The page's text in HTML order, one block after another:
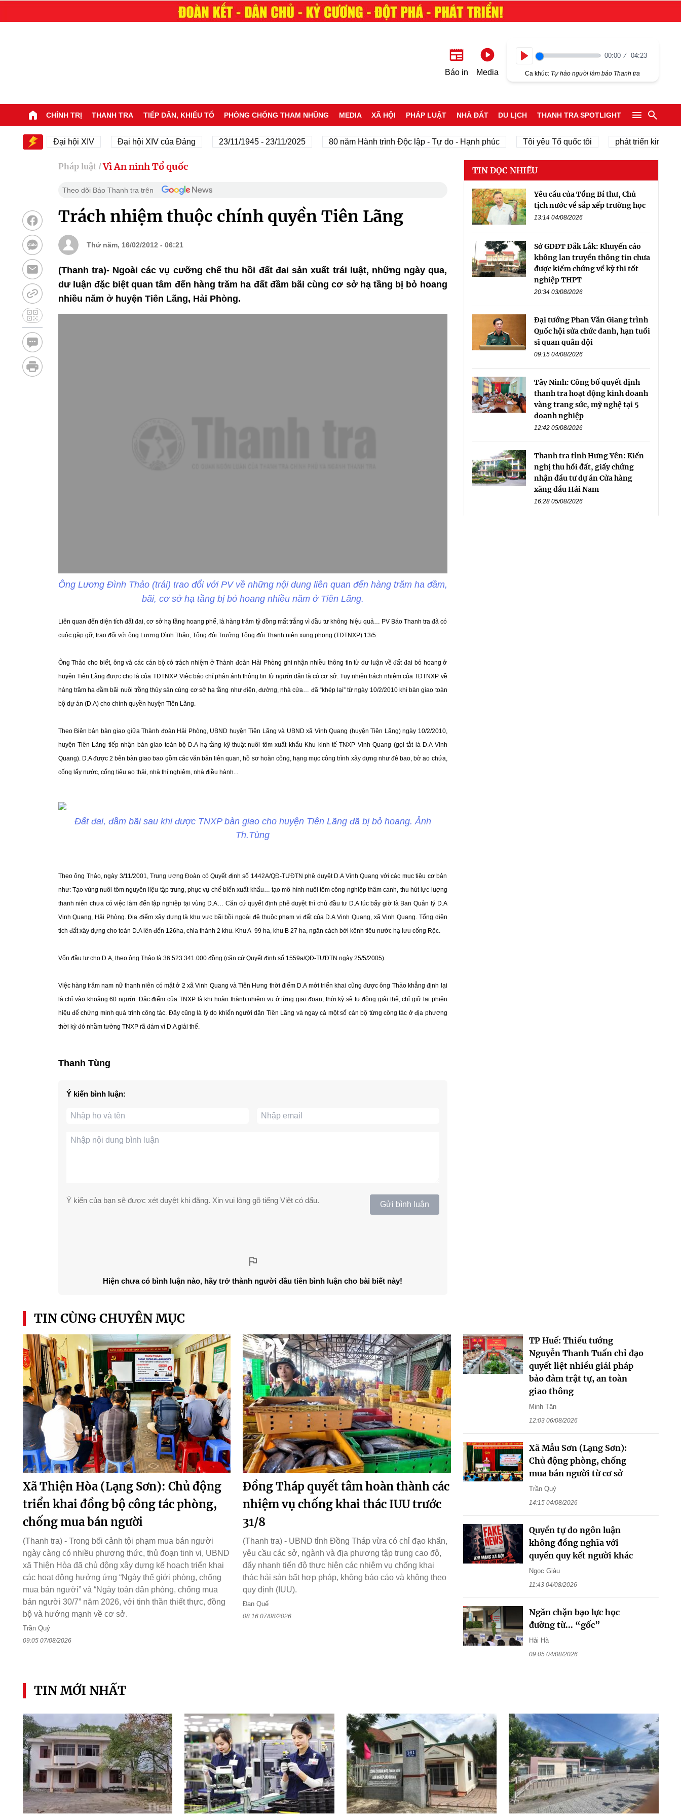
Báo in Media
00:00 04:23
Ca khúc: Tự hào người làm báo Thanh tra
CHÍNH TRỊ THANH TRA TIẾP DÂN, KHIẾU TỐ PHÒNG CHỐNG THAM NHŨNG MEDIA XÃ HỘI PHÁP LUẬT NHÀ ĐẤT DU LỊCH THANH TRA SPOTLIGHT
Đại hội XIV Đại hội XIV của Đảng 23/11/1945 - 23/11/2025 80 năm Hành trình Độc lập - Tự do - Hạnh phúc Tôi yêu Tổ quốc tôi phát triển kinh tế tư
Pháp luật / Vì An ninh Tổ quốc
Theo dõi Báo Thanh tra trên
Trách nhiệm thuộc chính quyền Tiên Lãng
Thứ năm, 16/02/2012 - 06:21
(Thanh tra)- Ngoài các vụ cưỡng chế thu hồi đất đai sản xuất trái luật, những ngày qua,
dư luận đặc biệt quan tâm đến hàng trăm ha đất đầm bãi cùng cơ sở hạ tầng bị bỏ hoang
nhiều năm ở huyện Tiên Lãng, Hải Phòng.
Ông Lương Đình Thảo (trái) trao đổi với PV về những nội dung liên quan đến hàng trăm ha đầm,
bãi, cơ sở hạ tầng bị bỏ hoang nhiều năm ở Tiên Lãng.
Liên quan đến diện tích đất đai, cơ sở hạ tầng hoang phế, là hàng trăm tỷ đồng mất trắng vì đầu tư không hiệu quả… PV Báo Thanh tra đã có
cuộc gặp gỡ, trao đổi với ông Lương Đình Thảo, Tổng đội Trưởng Tổng đội Thanh niên xung phong (TĐTNXP) 13/5.
Ông Thảo cho biết, ông và các cán bộ có trách nhiệm ở Thành đoàn Hải Phòng ghi nhận nhiều thông tin từ dư luận về đất đai bỏ hoang ở
huyện Tiên Lãng được cho là của TĐTNXP. Việc báo chí phản ánh thông tin từ người dân là có cơ sở. Tuy nhiên trách nhiệm của TĐTNXP về
hàng trăm ha đầm bãi nuôi trồng thủy sản cùng cơ sở hạ tầng như điện, đường, nhà cửa… đã “khép lại” từ ngày 10/2/2010 khi bàn giao toàn
bộ dự án (D.A) cho chính quyền huyện Tiên Lãng.
Theo Biên bản bàn giao giữa Thành đoàn Hải Phòng, UBND huyện Tiên Lãng và UBND xã Vinh Quang (huyện Tiên Lãng) ngày 10/2/2010,
huyện Tiên Lãng tiếp nhận bàn giao toàn bộ D.A hạ tầng kỹ thuật nuôi tôm xuất khẩu Khu kinh tế TNXP Vinh Quang (gọi tắt là D.A Vinh
Quang). D.A được 2 bên bàn giao bao gồm các văn bản liên quan, hồ sơ hoàn công, hạng mục công trình xây dựng như đê bao, bờ ao chứa,
cống lấy nước, cống tiêu ao thải, nhà thí nghiệm, nhà điều hành...
Đất đai, đầm bãi sau khi được TNXP bàn giao cho huyện Tiên Lãng đã bị bỏ hoang. Ảnh
Th.Tùng
Theo ông Thảo, ngày 3/11/2001, Trung ương Đoàn có Quyết định số 1442A/QĐ-TƯĐTN phê duyệt D.A Vinh Quang với các mục tiêu cơ bản
như: Tạo vùng nuôi tôm nguyên liệu tập trung, phục vụ chế biến xuất khẩu… tạo mô hình nuôi tôm công nghiệp thâm canh, thu hút lực luợng
thanh niên chưa có việc làm đến lập nghiệp tại vùng D.A… Căn cứ quyết định phê duyệt thì chủ đầu tư D.A lúc bấy giờ là Ban Quản lý D.A
Vinh Quang, Hải Phòng. Địa điểm xây dựng là khu vực bãi bồi ngoài đê thuộc phạm vi đất của D.A Vinh Quang, xã Vinh Quang. Tổng diện
tích đất xây dựng cho toàn D.A lên đến 126ha, chia thành 2 khu. Khu A 99 ha, khu B 27 ha, ngăn cách bởi kênh tiêu nước hạ lưu cống Rộc.
Vốn đầu tư cho D.A, theo ông Thảo là 36.523.341.000 đồng (căn cứ Quyết định số 1559a/QĐ-TƯĐTN ngày 25/5/2005).
Việc hàng trăm nam nữ thanh niên có mặt ở 2 xã Vinh Quang và Tiên Hưng thời điểm D.A mới triển khai cũng được ông Thảo khẳng định lại
là chỉ vào khoảng 60 người. Đặc điểm của TNXP là khi hoàn thành nhiệm vụ ở từng giai đoạn, thời kỳ sẽ tự động giải thể, chỉ giữ lại phiên
hiệu để chứng minh quá trình công tác. Đây cũng là lý do khiến người dân Tiên Lãng và ngay cả một số cán bộ từng công tác ở địa phương
thời kỳ đó nhầm tưởng TNXP rã đám vì D.A giải thể.
Thanh Tùng
Ý kiến bình luận:
Ý kiến của bạn sẽ được xét duyệt khi đăng. Xin vui lòng gõ tiếng Việt có dấu. Gửi bình luận
Hiện chưa có bình luận nào, hãy trở thành người đầu tiên bình luận cho bài biết này!
TIN ĐỌC NHIỀU
Yêu cầu của Tổng Bí thư, Chủ
tịch nước về sắp xếp trường học
13:14 04/08/2026
Sở GDĐT Đắk Lắk: Khuyến cáo
không lan truyền thông tin chưa
được kiểm chứng về kỳ thi tốt
nghiệp THPT
20:34 03/08/2026
Đại tướng Phan Văn Giang trình
Quốc hội sửa chức danh, hạn tuổi
sĩ quan quân đội
09:15 04/08/2026
Tây Ninh: Công bố quyết định
thanh tra hoạt động kinh doanh
vàng trang sức, mỹ nghệ tại 5
doanh nghiệp
12:42 05/08/2026
Thanh tra tỉnh Hưng Yên: Kiến
nghị thu hồi đất, giấy chứng
nhận đầu tư dự án Cửa hàng
xăng dầu Hải Nam
16:28 05/08/2026
TIN CÙNG CHUYÊN MỤC
Xã Thiện Hòa (Lạng Sơn): Chủ động
triển khai đồng bộ công tác phòng,
chống mua bán người
(Thanh tra) - Trong bối cảnh tội phạm mua bán người
ngày càng có nhiều phương thức, thủ đoạn tinh vi, UBND
xã Thiện Hòa đã chủ động xây dựng kế hoạch triển khai
các hoạt động hưởng ứng “Ngày thế giới phòng, chống
mua bán người” và “Ngày toàn dân phòng, chống mua
bán người 30/7” năm 2026, với tinh thần thiết thực, đồng
bộ và hướng mạnh về cơ sở.
Trần Quý
09:05 07/08/2026
Đồng Tháp quyết tâm hoàn thành các
nhiệm vụ chống khai thác IUU trước
31/8
(Thanh tra) - UBND tỉnh Đồng Tháp vừa có chỉ đạo khẩn,
yêu cầu các sở, ngành và địa phương tập trung cao độ,
đẩy nhanh tiến độ thực hiện các nhiệm vụ chống khai
thác hải sản bất hợp pháp, không báo cáo và không theo
quy định (IUU).
Đan Quế
08:16 07/08/2026
TP Huế: Thiếu tướng
Nguyễn Thanh Tuấn chỉ đạo
quyết liệt nhiều giải pháp
bảo đảm trật tự, an toàn
giao thông
Minh Tân
12:03 06/08/2026
Xã Mẫu Sơn (Lạng Sơn):
Chủ động phòng, chống
mua bán người từ cơ sở
Trần Quý
14:15 04/08/2026
Quyền tự do ngôn luận
không đồng nghĩa với
quyền quy kết người khác
Ngọc Giàu
11:43 04/08/2026
Ngăn chặn bạo lực học
đường từ... “gốc”
Hải Hà
09:05 04/08/2026
TIN MỚI NHẤT